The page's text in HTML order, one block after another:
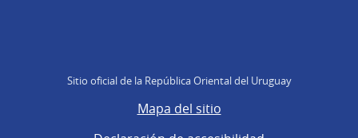
Sitio oficial de la República Oriental del Uruguay
Mapa del sitio